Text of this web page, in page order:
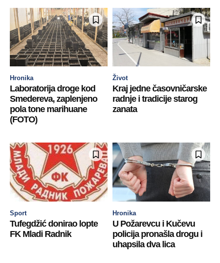
Hronika
Laboratorija droge kod
Smedereva, zaplenjeno
pola tone marihuane
(FOTO)
Život
Kraj jedne časovničarske
radnje i tradicije starog
zanata
Sport
Tufegdžić donirao lopte
FK Mladi Radnik
Hronika
U Požarevcu i Kučevu
policija pronašla drogu i
uhapsila dva lica